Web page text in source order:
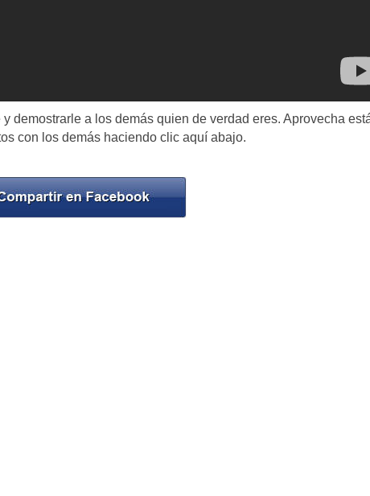
demostrarle a los demás quien de verdad eres. Aprovecha
con los demás haciendo clic aquí abajo.